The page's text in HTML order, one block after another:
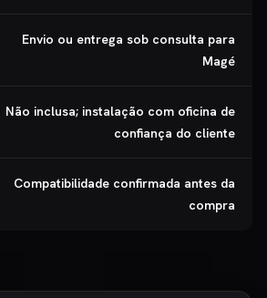
Envio ou entrega sob consulta para
Magé
Não inclusa; instalação com oficina de
confiança do cliente
Compatibilidade confirmada antes da
compra